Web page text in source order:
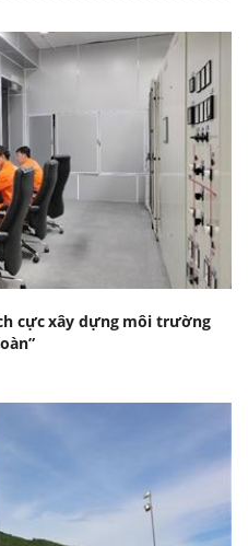
cực xây dựng môi trường